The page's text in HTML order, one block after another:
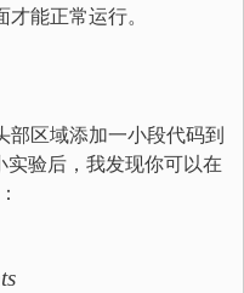
能正常运行。
区域添加一小段代码到
实验后，我发现你可以在